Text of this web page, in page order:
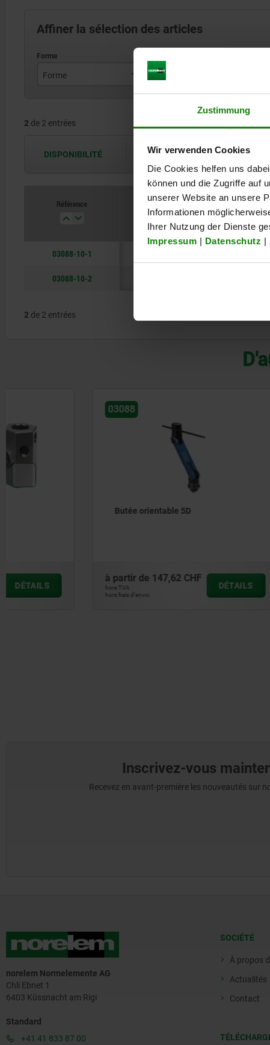
Zustimmung
Wir verwenden Cookies
Die Cookies helfen uns
können und die Zugriffe auf
unserer Website an unsere
Informationen
Ihrer Nutzung der Dienste
Impressum | Datenschutz |
Affiner la sélection des articles
Forme
B
Type de forme
2 de 2 entrées
DISPONIBILITÉ Les disponibilités sont actualisées
Référence
Forme
03088-10-1
03088-10-2
2 de 2 entrées
à partir de 147,62 CHF
hors TVA
hors frais d’envoi
à partir de
hors TVA
hors frais d’envoi
Inscrivez-vous
Recevez en avant-première les nouveautés sur
norelem Normelemente AG
Chli Ebnet 1
6403 Küssnacht am Rigi
Standard
+41 41 833 87 00
SOCIÉTÉ
À propos
Actualités
Contact